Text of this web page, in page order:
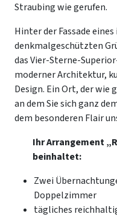
Straubing wie gerufen.
Hinter der Fassade
denkmalgeschützten
das Vier-Sterne-
moderner Architektur,
Design. Ein Ort, der wie
an dem Sie sich ganz
dem besonderen Flair
Ihr Arrangement
beinhaltet:
Zwei
Doppelzimmer
tägliches